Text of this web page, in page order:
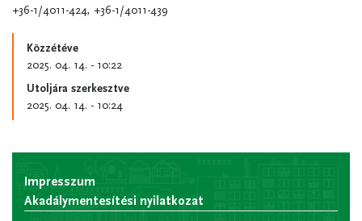
+36-1/4011-424, +36-1/4011-439
Közzétéve
2025. 04. 14. - 10:22
Utoljára szerkesztve
2025. 04. 14. - 10:24
Impresszum
Akadálymentesítési nyilatkozat